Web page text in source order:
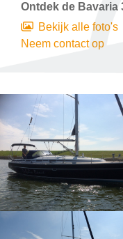
Ontdek de Bavaria
Bekijk alle foto's
Neem contact op